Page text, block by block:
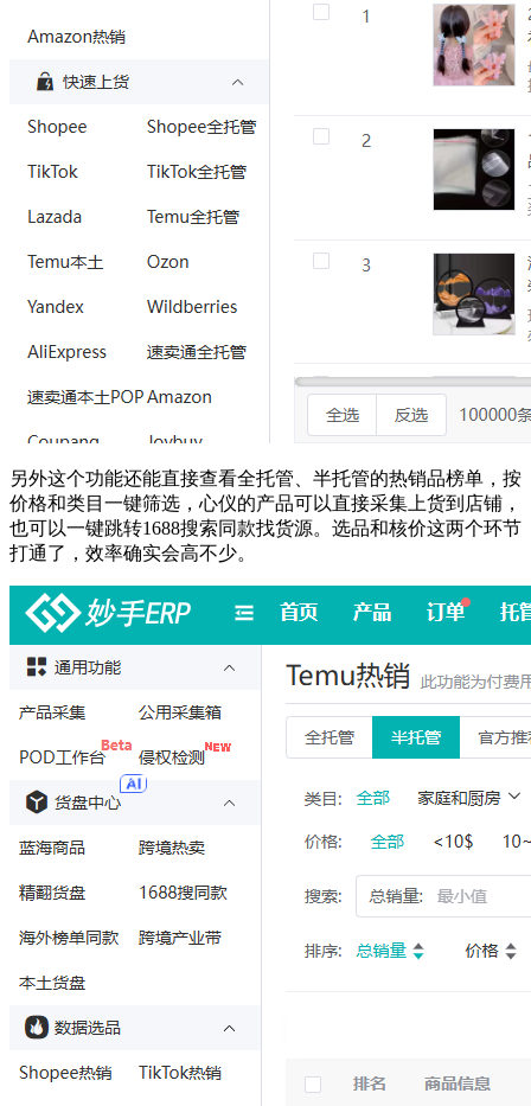
另外这个功能还能直接查看全托管、半托管的热销品榜单，按
价格和类目一键筛选，心仪的产品可以直接采集上货到店铺，
也可以一键跳转1688搜索同款找货源。选品和核价这两个环节
打通了，效率确实会高不少。